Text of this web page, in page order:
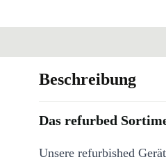
Beschreibung
Das refurbed
Unsere refurbished